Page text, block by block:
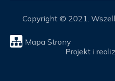
Copyright © 2021.
Mapa Strony
Projekt i